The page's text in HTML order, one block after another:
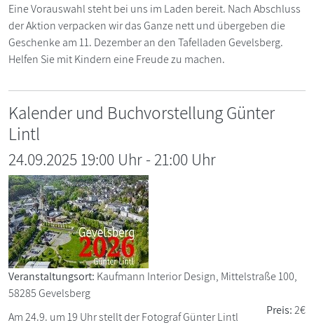
Eine Vorauswahl steht bei uns im Laden bereit. Nach Abschluss
der Aktion verpacken wir das Ganze nett und übergeben die
Geschenke am 11. Dezember an den Tafelladen Gevelsberg.
Helfen Sie mit Kindern eine Freude zu machen.
Kalender und Buchvorstellung Günter
Lintl
24.09.2025 19:00 Uhr-21:00 Uhr
Veranstaltungsort: Kaufmann Interior Design, Mittelstraße 100,
58285 Gevelsberg
Preis:2€
Am 24.9. um 19 Uhr stellt der Fotograf Günter Lintl